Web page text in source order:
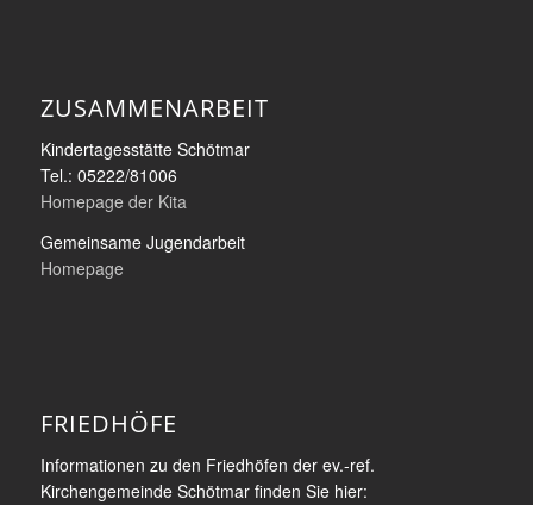
ZUSAMMENARBEIT
Kindertagesstätte Schötmar
Tel.: 05222/81006
Homepage der Kita
Gemeinsame Jugendarbeit
Homepage
FRIEDHÖFE
Informationen zu den Friedhöfen der ev.-ref.
Kirchengemeinde Schötmar finden Sie hier: